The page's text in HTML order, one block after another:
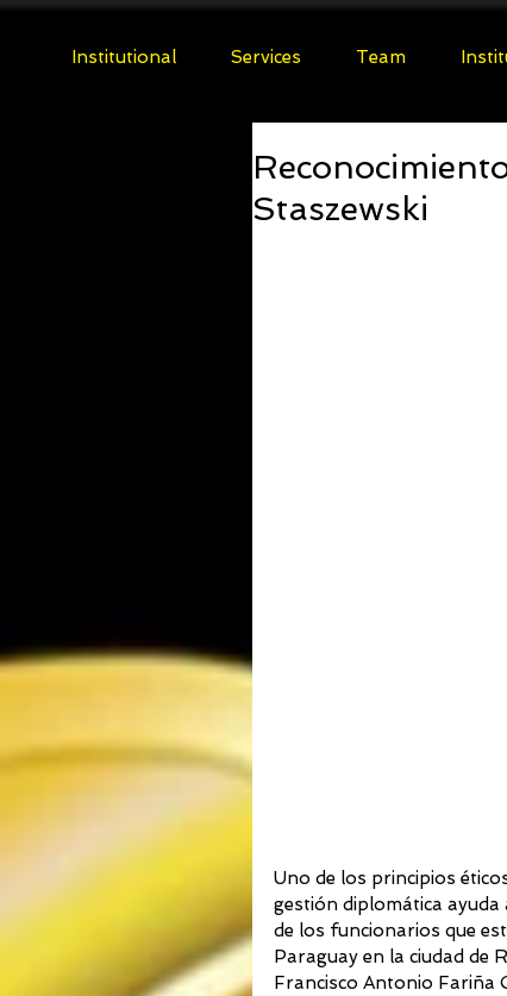
Institutional Services Team
Staszewski
Uno de los principios
gestión diplomática ayuda
de los funcionarios que
Paraguay en la ciudad de
Francisco Antonio Fariña